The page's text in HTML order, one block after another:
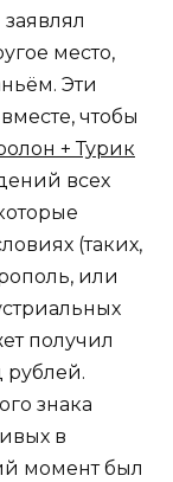
место,
Эти
чтобы
+ Турик
всех
(таких,
или
получил
рублей.
знака
в
момент был